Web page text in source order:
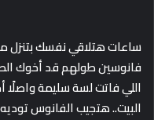
ساعات هتلاقي نفسك بتنزل
فانوسين طولهم قد أخوك
اللي فاتت لسة سليمة
البيت.. هتجيب الفانوس